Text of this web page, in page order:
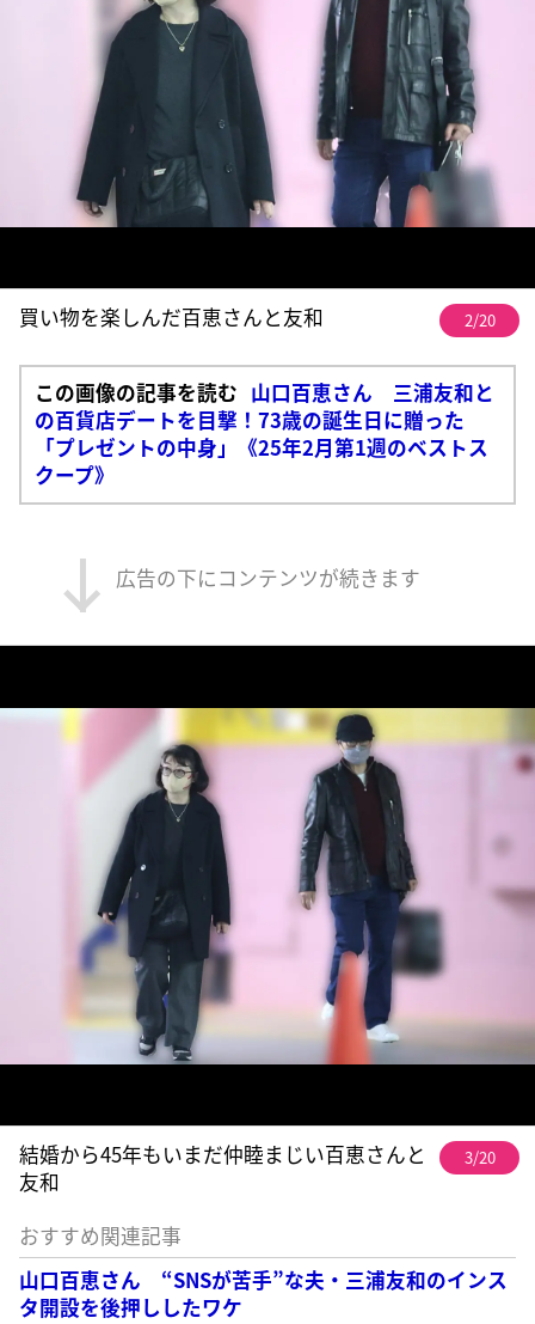
買い物を楽しんだ百恵さんと友和 2/20
この画像の記事を読む 山口百恵さん 三浦友和と
の百貨店デートを目撃！73歳の誕生日に贈った
「プレゼントの中身」《25年2月第1週のベストス
クープ》
広告の下にコンテンツが続きます
結婚から45年もいまだ仲睦まじい百恵さんと
友和
3/20
おすすめ関連記事
山口百恵さん “SNSが苦手”な夫・三浦友和のインス
タ開設を後押ししたワケ